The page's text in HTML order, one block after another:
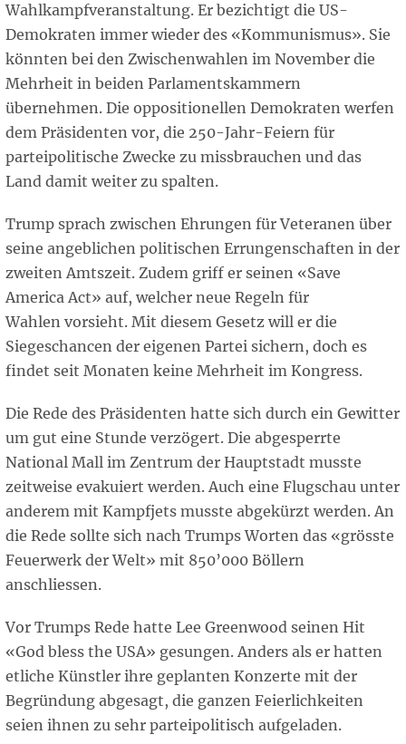
Wahlkampfveranstaltung. Er bezichtigt die US-
Demokraten immer wieder des «Kommunismus». Sie
könnten bei den Zwischenwahlen im November die
Mehrheit in beiden Parlamentskammern
übernehmen. Die oppositionellen Demokraten werfen
dem Präsidenten vor, die 250-Jahr-Feiern für
parteipolitische Zwecke zu missbrauchen und das
Land damit weiter zu spalten.
Trump sprach zwischen Ehrungen für Veteranen über
seine angeblichen politischen Errungenschaften in der
zweiten Amtszeit. Zudem griff er seinen «Save
America Act» auf, welcher neue Regeln für
Wahlen vorsieht. Mit diesem Gesetz will er die
Siegeschancen der eigenen Partei sichern, doch es
findet seit Monaten keine Mehrheit im Kongress.
Die Rede des Präsidenten hatte sich durch ein Gewitter
um gut eine Stunde verzögert. Die abgesperrte
National Mall im Zentrum der Hauptstadt musste
zeitweise evakuiert werden. Auch eine Flugschau unter
anderem mit Kampfjets musste abgekürzt werden. An
die Rede sollte sich nach Trumps Worten das «grösste
Feuerwerk der Welt» mit 850’000 Böllern
anschliessen.
Vor Trumps Rede hatte Lee Greenwood seinen Hit
«God bless the USA» gesungen. Anders als er hatten
etliche Künstler ihre geplanten Konzerte mit der
Begründung abgesagt, die ganzen Feierlichkeiten
seien ihnen zu sehr parteipolitisch aufgeladen.